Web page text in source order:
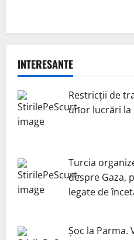
INTERESANTE
Restricții de
unor lucrări
Turcia
despre Gaza,
legate de
Șoc la Parma.